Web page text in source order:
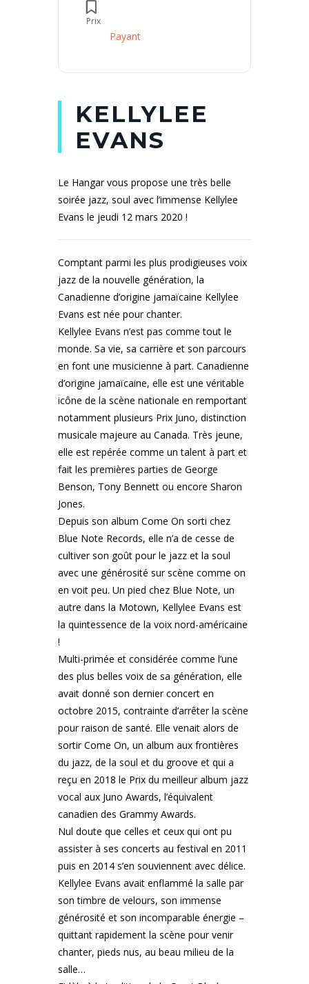
Prix
Payant
KELLYLEE
EVANS
Le Hangar vous propose une très belle
soirée jazz, soul avec l’immense Kellylee
Evans le jeudi 12 mars 2020 !
Comptant parmi les plus prodigieuses voix
jazz de la nouvelle génération, la
Canadienne d’origine jamaïcaine Kellylee
Evans est née pour chanter.
Kellylee Evans n’est pas comme tout le
monde. Sa vie, sa carrière et son parcours
en font une musicienne à part. Canadienne
d’origine jamaïcaine, elle est une véritable
icône de la scène nationale en remportant
notamment plusieurs Prix Juno, distinction
musicale majeure au Canada. Très jeune,
elle est repérée comme un talent à part et
fait les premières parties de George
Benson, Tony Bennett ou encore Sharon
Jones.
Depuis son album Come On sorti chez
Blue Note Records, elle n’a de cesse de
cultiver son goût pour le jazz et la soul
avec une générosité sur scène comme on
en voit peu. Un pied chez Blue Note, un
autre dans la Motown, Kellylee Evans est
la quintessence de la voix nord-américaine
!
Multi-primée et considérée comme l’une
des plus belles voix de sa génération, elle
avait donné son dernier concert en
octobre 2015, contrainte d’arrêter la scène
pour raison de santé. Elle venait alors de
sortir Come On, un album aux frontières
du jazz, de la soul et du groove et qui a
reçu en 2018 le Prix du meilleur album jazz
vocal aux Juno Awards, l’équivalent
canadien des Grammy Awards.
Nul doute que celles et ceux qui ont pu
assister à ses concerts au festival en 2011
puis en 2014 s’en souviennent avec délice.
Kellylee Evans avait enflammé la salle par
son timbre de velours, son immense
générosité et son incomparable énergie –
quittant rapidement la scène pour venir
chanter, pieds nus, au beau milieu de la
salle…